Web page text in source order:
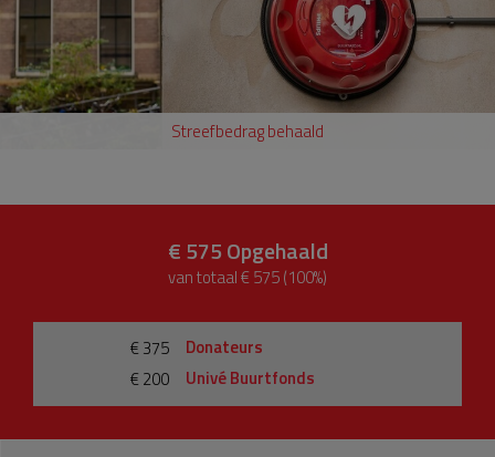
Streefbedrag behaald
€ 575Opgehaald
van totaal € 575 (100%)
€ 375
Donateurs
€ 200
Univé Buurtfonds